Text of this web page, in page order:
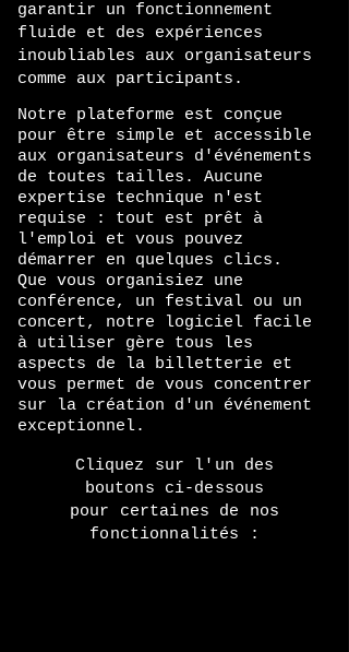
garantir un fonctionnement
fluide et des expériences
inoubliables aux organisateurs
comme aux participants.
Notre plateforme est conçue
pour être simple et accessible
aux organisateurs d'événements
de toutes tailles. Aucune
expertise technique n'est
requise : tout est prêt à
l'emploi et vous pouvez
démarrer en quelques clics.
Que vous organisiez une
conférence, un festival ou un
concert, notre logiciel facile
à utiliser gère tous les
aspects de la billetterie et
vous permet de vous concentrer
sur la création d'un événement
exceptionnel.
Cliquez sur l'un des
boutons ci-dessous
pour certaines de nos
fonctionnalités :